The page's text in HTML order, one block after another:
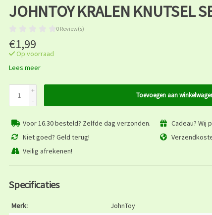
JOHNTOY KRALEN KNUTSEL
0 Review(s)
€1,99
Op voorraad
Lees meer
+
-
Toevoegen aan
Voor 16.30 besteld? Zelfde dag verzonden.
Cadeau? Wij
Niet goed? Geld terug!
Veilig afrekenen!
Specificaties
Merk:
JohnToy